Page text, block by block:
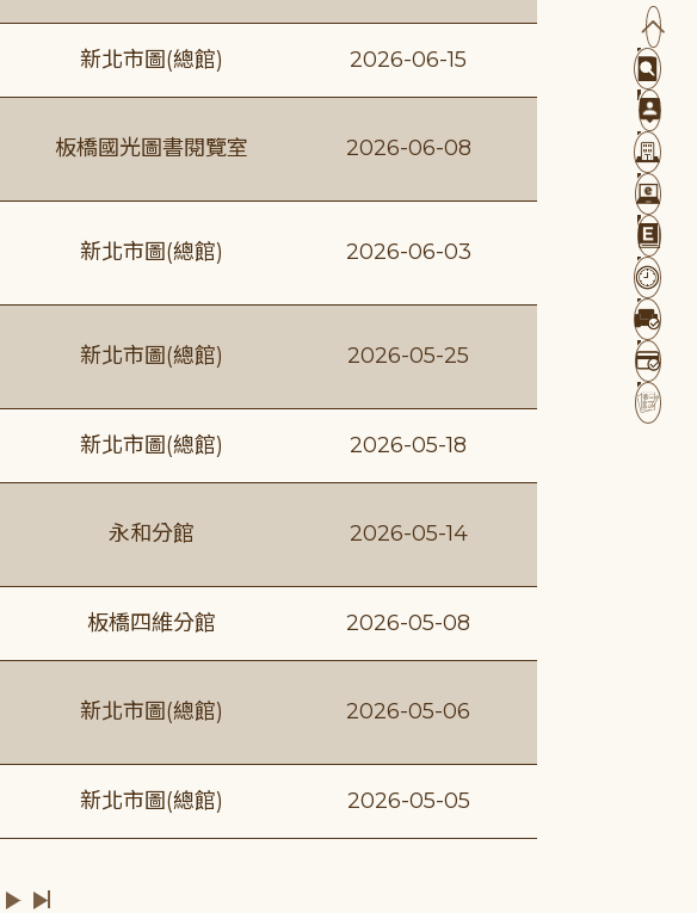
新北市圖(總館) 2026-06-15
板橋國光圖書閱覽室 2026-06-08
新北市圖(總館) 2026-06-03
新北市圖(總館) 2026-05-25
新北市圖(總館) 2026-05-18
永和分館 2026-05-14
板橋四維分館 2026-05-08
新北市圖(總館) 2026-05-06
新北市圖(總館) 2026-05-05